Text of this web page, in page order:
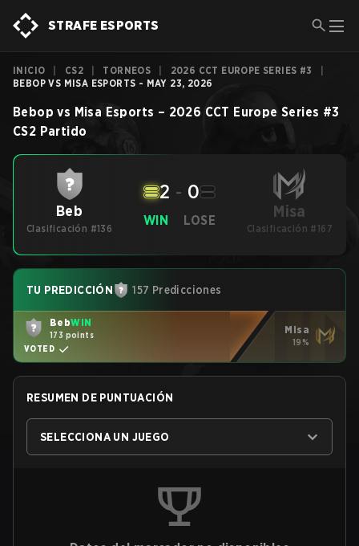
STRAFE ESPORTS
INICIO CS2 TORNEOS 2026 CCT EUROPE SERIES #3
BEBOP VS MISA ESPORTS - MAY 23, 2026
Bebop vs Misa Esports – 2026 CCT Europe Series #3
CS2 Partido
Beb
Clasificación #136
WIN
2 - 0
LOSE Misa
Clasificación #167
TU PREDICCIÓN 157 Predicciones
BebWIN
173 points
VOTED
Misa
19%
RESUMEN DE PUNTUACIÓN
SELECCIONA UN JUEGO